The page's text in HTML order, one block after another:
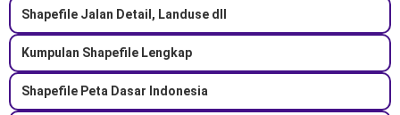
Shapefile Jalan Detail, Landuse dll
Kumpulan Shapefile Lengkap
Shapefile Peta Dasar Indonesia